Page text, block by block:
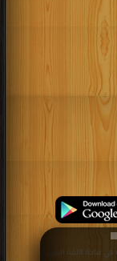
كتاب دليل تصحيح 2019, 2018-2019 وهو في مادة اللغة العربية